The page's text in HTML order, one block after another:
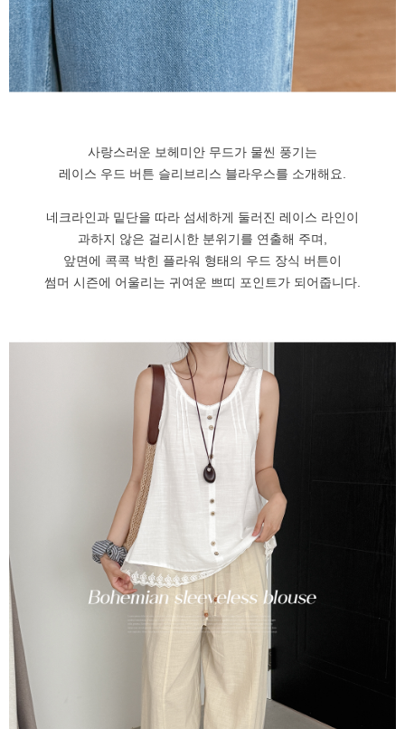
사랑스러운 보헤미안 무드가 물씬 풍기는
레이스 우드 버튼 슬리브리스 블라우스를 소개해요.
네크라인과 밑단을 따라 섬세하게 둘러진 레이스 라인이
과하지 않은 걸리시한 분위기를 연출해 주며,
앞면에 콕콕 박힌 플라워 형태의 우드 장식 버튼이
썸머 시즌에 어울리는 귀여운 쁘띠 포인트가 되어줍니다.